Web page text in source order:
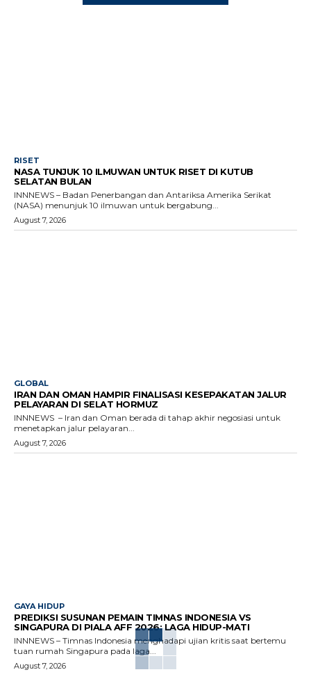
RISET
NASA TUNJUK 10 ILMUWAN UNTUK RISET DI KUTUB
SELATAN BULAN
INNNEWS – Badan Penerbangan dan Antariksa Amerika Serikat
(NASA) menunjuk 10 ilmuwan untuk bergabung...
August 7, 2026
GLOBAL
IRAN DAN OMAN HAMPIR FINALISASI KESEPAKATAN JALUR
PELAYARAN DI SELAT HORMUZ
INNNEWS – Iran dan Oman berada di tahap akhir negosiasi untuk
menetapkan jalur pelayaran...
August 7, 2026
GAYA HIDUP
PREDIKSI SUSUNAN PEMAIN TIMNAS INDONESIA VS
SINGAPURA DI PIALA AFF 2026: LAGA HIDUP-MATI
INNNEWS – Timnas Indonesia menghadapi ujian kritis saat bertemu
tuan rumah Singapura pada laga...
August 7, 2026